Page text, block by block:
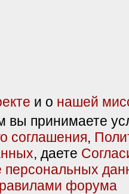
и о нашей
вы принимаете
соглашения,
, даете
персональных
форума